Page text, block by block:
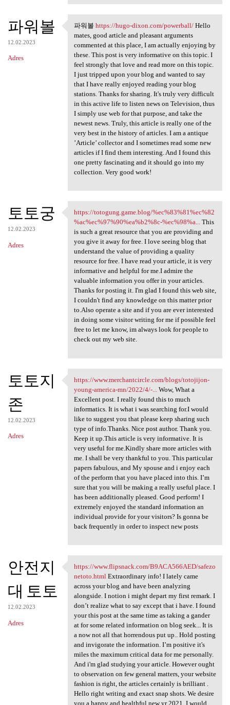
파워볼
12.02.2023
Adres
파워볼 https://hugo-dixon.com
파워볼 https://hugo-dixon.com/powerball/Hello
mates, good article and pleasant arguments
commented at this place, I am actually enjoying by
these. This post is very informative on this topic. I
feel strongly that love and read more on this topic.
I just tripped upon your blog and wanted to say
that I have really enjoyed reading your blog
stations. Thanks for sharing. It's truly very difficult
in this active life to listen news on Television, thus
I simply use web for that purpose, and take the
newest news. Truly, this article is really one of the
very best in the history of articles. I am a antique
’Article’ collector and I sometimes read some new
articles if I find them interesting. And I found this
one pretty fascinating and it should go into my
collection. Very good work!
토토궁
12.02.2023
Adres
https://totogung.game.blog/
https://totogung.game.blog/%ec%83%81%ec%82
%ac%ec%97%90%ea%b2%8c-%ec%98%a...This
is such a great resource that you are providing and
you give it away for free. I love seeing blog that
understand the value of providing a quality
resource for free. I have read your article, it is very
informative and helpful for me.I admire the
valuable information you offer in your articles.
Thanks for posting it. I'm glad I found this web site,
I couldn't find any knowledge on this matter prior
to.Also operate a site and if you are ever interested
in doing some visitor writing for me if possible feel
free to let me know, im always look for people to
check out my web site.
토토지
존
12.02.2023
Adres
https://www.merchantcircle
https://www.merchantcircle.com/blogs/totojijon-
young-america-mn/2022/4/-...
Wow, What a
Excellent post. I really found this to much
informatics. It is what i was searching for.I would
like to suggest you that please keep sharing such
type of info.Thanks. Nice post author. Thank you.
Keep it up.This article is very informative. It is
very useful for me.Kindly share more articles with
me. I shall be very thankful to you. This particular
papers fabulous, and My spouse and i enjoy each
of the perform that you have placed into this. I’m
sure that you will be making a really useful place. I
has been additionally pleased. Good perform! I
extremely enjoyed the standard information an
individual provide for your visitors? Is gonna be
back frequently in order to inspect new posts
안전지
대 토토
12.02.2023
Adres
https://www.flipsnack.com
https://www.flipsnack.com/B9ACA566AED/safezo
netoto.htmlExtraordinary info! I lately came
across your blog and have been analyzing
alongside. I notion i might depart my first remark. I
don’t realize what to say except that i have. I found
your this post at the same time as taking a gander
at for some related information on blog seek... It is
a now not all that horrendous put up.. Hold posting
and invigorate the information. I’m positive it's
miles the maximum critical data for me personally.
And i'm glad studying your article. However ought
to observation on few general matters, your website
fashion is right, the articles certainly is brilliant .
Hello right writing and exact snap shots. We desire
you a happy and healthful new yr 2021. I would